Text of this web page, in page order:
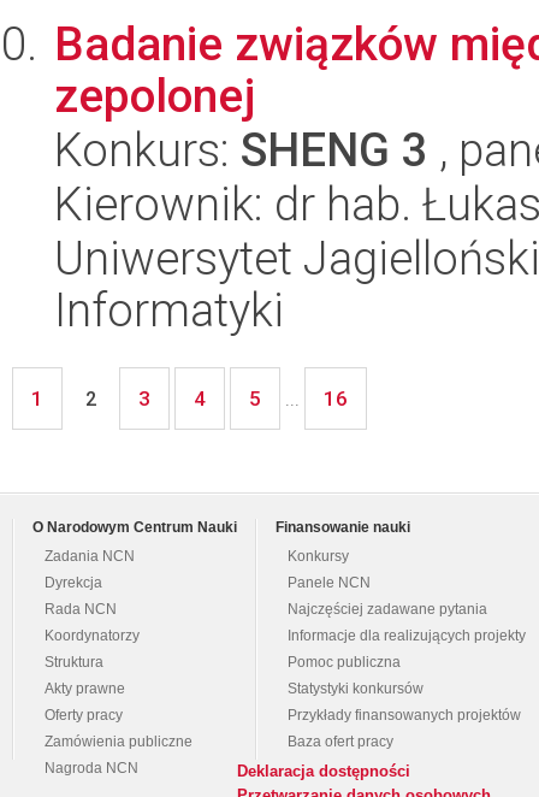
Badanie związków
zepolonej
Konkurs: SHENG 3 ,
Kierownik: dr hab.
Uniwersytet
Informatyki
1 2 3 4 5 ... 16
O Narodowym Centrum Nauki
Zadania NCN
Dyrekcja
Rada NCN
Koordynatorzy
Struktura
Akty prawne
Oferty pracy
Zamówienia publiczne
Nagroda NCN
Finansowanie nauki
Konkursy
Panele NCN
Najczęściej zadawane pytania
Informacje dla realizujących projekty
Pomoc publiczna
Statystyki konkursów
Przykłady finansowanych projektów
Baza ofert pracy
Deklaracja dostępności